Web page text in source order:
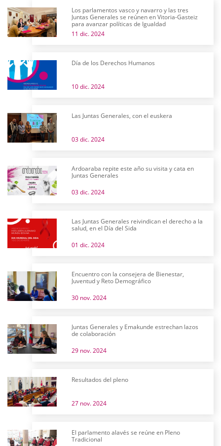
Los parlamentos vasco y navarro y las tres
Juntas Generales se reúnen en Vitoria-Gasteiz
para avanzar políticas de Igualdad
11 dic. 2024
Día de los Derechos Humanos
10 dic. 2024
Las Juntas Generales, con el euskera
03 dic. 2024
Ardoaraba repite este año su visita y cata en
Juntas Generales
03 dic. 2024
Las Juntas Generales reivindican el derecho a la
salud, en el Día del Sida
01 dic. 2024
Encuentro con la consejera de Bienestar,
Juventud y Reto Demográfico
30 nov. 2024
Juntas Generales y Emakunde estrechan lazos
de colaboración
29 nov. 2024
Resultados del pleno
27 nov. 2024
El parlamento alavés se reúne en Pleno
Tradicional